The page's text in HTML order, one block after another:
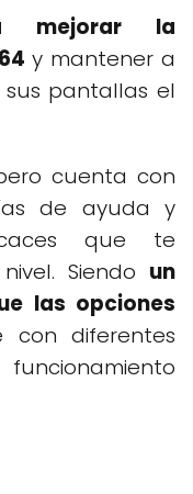
mejorar la
y mantener a
pantallas el
cuenta con
de ayuda y
que te
Siendo un
las opciones
con diferentes